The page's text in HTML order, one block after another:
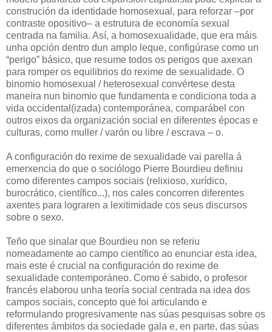
construción da identidade homosexual, para reforzar –por
contraste opositivo– a estrutura de economía sexual
centrada na familia. Así, a homosexualidade, que era máis
unha opción dentro dun amplo leque, configúrase como un
“perigo” básico, que resume todos os perigos que axexan
para romper os equilibrios do rexime de sexualidade. O
binomio homosexual / heterosexual convértese desta
maneira nun binomio que fundamenta e condiciona toda a
vida occidental(izada) contemporánea, comparábel con
outros eixos da organización social en diferentes épocas e
culturas, como muller / varón ou libre / escrava – o.
A configuración do rexime de sexualidade vai parella á
emerxencia do que o sociólogo Pierre Bourdieu definiu
como diferentes campos sociais (relixioso, xurídico,
burocrático, científico...), nos cales concorren diferentes
axentes para lograren a lexitimidade cos seus discursos
sobre o sexo.
Teño que sinalar que Bourdieu non se referiu
nomeadamente ao campo científico ao enunciar esta idea,
mais este é crucial na configuración do rexime de
sexualidade contemporáneo. Como é sabido, o profesor
francés elaborou unha teoría social centrada na idea dos
campos sociais, concepto que foi articulando e
reformulando progresivamente nas súas pesquisas sobre os
diferentes ámbitos da sociedade gala e, en parte, das súas